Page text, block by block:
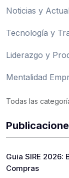
Noticias y
Tecnología y
Liderazgo y
Mentalidad
Todas las
Guia SIRE
Compras